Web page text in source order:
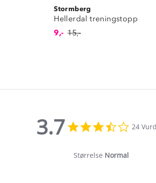
Stormberg
Hellerdal treningstopp
9,- 15,-
3.7
star
24
Størrelse Normal